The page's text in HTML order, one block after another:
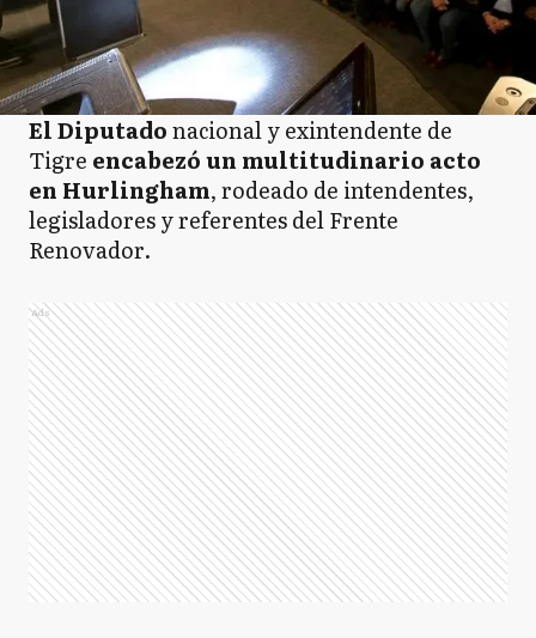
El Diputadonacional y exintendente de
Tigre encabezó un multitudinario acto
en Hurlingham, rodeado de intendentes,
legisladores y referentes del Frente
Renovador.
Ads